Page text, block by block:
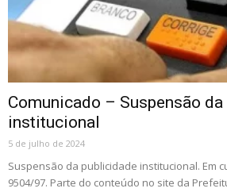
Comunicado – Suspensão
institucional
5 de julho de 2024
Suspensão da publicidade institucional. Em
9504/97. Parte do conteúdo no site da